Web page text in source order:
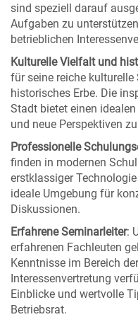
sind speziell darauf
Aufgaben zu
betrieblichen
Kulturelle Vielfalt und
für seine reiche kulturelle
historisches Erbe. Die
Stadt bietet einen
und neue Perspektiven
Professionelle
finden in modernen
erstklassiger
ideale Umgebung für
Diskussionen.
Erfahrene Seminarleiter:
erfahrenen Fachleuten
Kenntnisse im Bereich
Interessenvertretung
Einblicke und wertvolle
Betriebsrat.